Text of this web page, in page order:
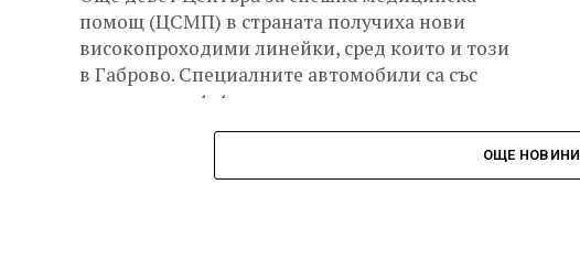
помощ (ЦСМП) в страната получиха нови
високопроходими линейки, сред които и този
в Габрово. Специалните автомобили са със
задвижване 4х4...
ОЩЕ НОВИНИ